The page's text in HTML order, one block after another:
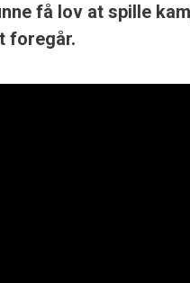
få lov at spille
foregår.